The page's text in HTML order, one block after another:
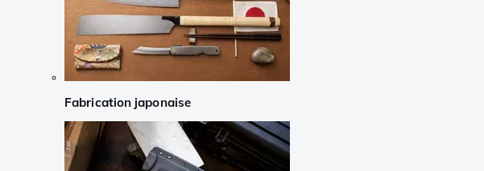
Fabrication japonaise